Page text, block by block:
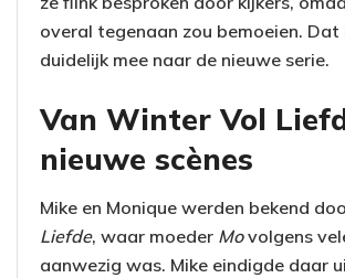
overal tegenaan zou bemoeien.
duidelijk mee naar de nieuwe serie.
Van Winter Vol
nieuwe scènes
Mike en Monique werden bekend
Liefde, waar moeder Movolgens
aanwezig was. Mike eindigde daar